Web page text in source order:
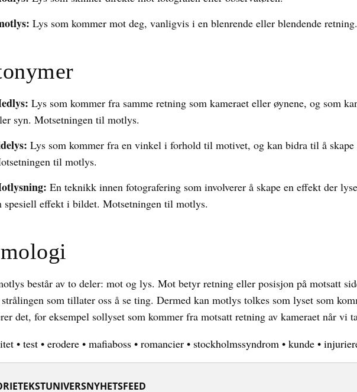
Lys som kommer mot deg, vanligvis i en blenrende eller blendende retning.
Lys som kommer fra samme retning som kameraet eller øynene, og som
syn. Motsetningen til motlys.
Lys som kommer fra en vinkel i forhold til motivet, og kan bidra til å
til motlys.
En teknikk innen fotografering som involverer å skape en effekt der
spesiell effekt i bildet. Motsetningen til motlys.
består av to deler: mot og lys. Mot betyr retning eller posisjon på motsatt
som tillater oss å se ting. Dermed kan motlys tolkes som lyset som
det, for eksempel sollyset som kommer fra motsatt retning av kameraet når vi
• test • erodere • mafiaboss • romancier • stockholmssyndrom • kunde •
TEKSTUNIVERSNYHETSFEED